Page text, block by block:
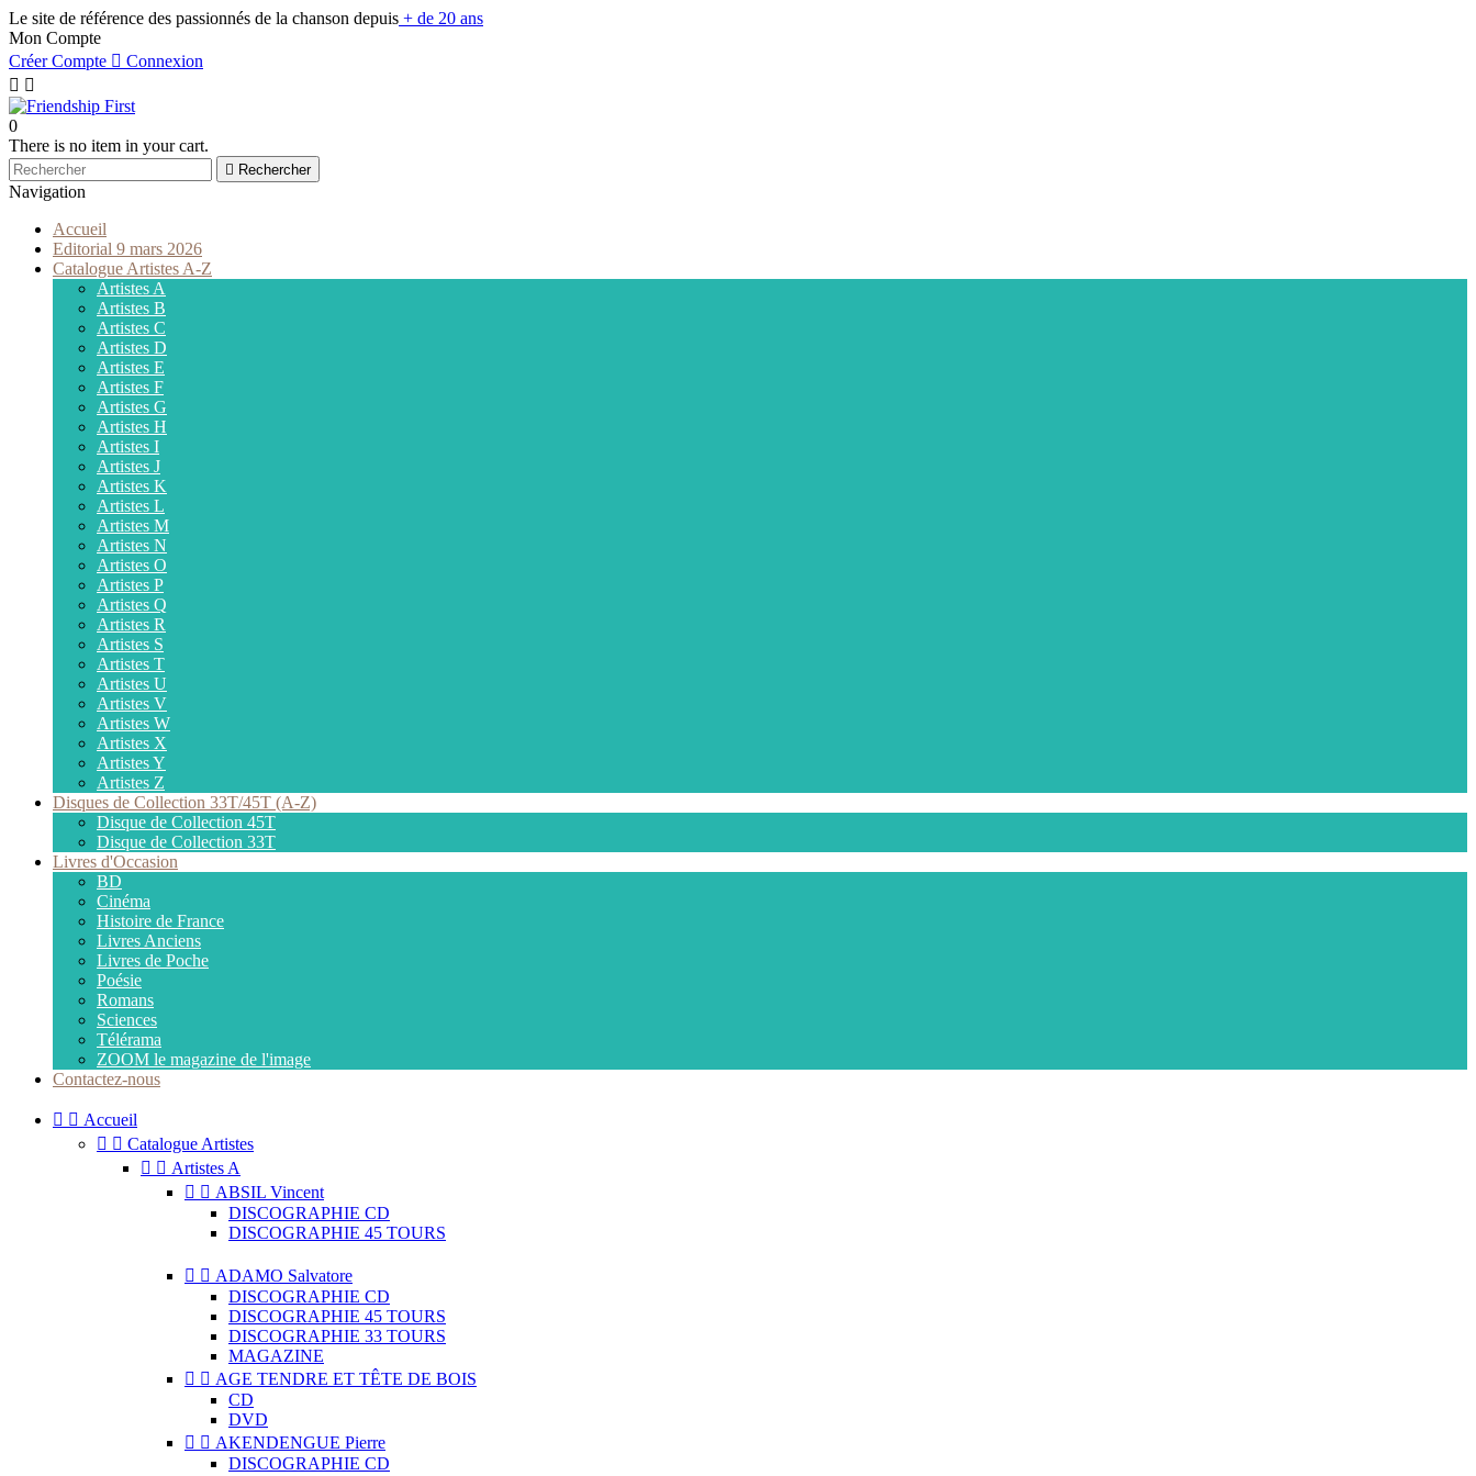
Le site de référence des passionnés de la chanson depuis + de 20 ans
Mon Compte
Créer Compte  Connexion
 
0
There is no item in your cart.
 Rechercher
Navigation
Accueil
Editorial 9 mars 2026
Catalogue Artistes A-Z
Artistes A
Artistes B
Artistes C
Artistes D
Artistes E
Artistes F
Artistes G
Artistes H
Artistes I
Artistes J
Artistes K
Artistes L
Artistes M
Artistes N
Artistes O
Artistes P
Artistes Q
Artistes R
Artistes S
Artistes T
Artistes U
Artistes V
Artistes W
Artistes X
Artistes Y
Artistes Z
Disques de Collection 33T/45T (A-Z)
Disque de Collection 45T
Disque de Collection 33T
Livres d'Occasion
BD
Cinéma
Histoire de France
Livres Anciens
Livres de Poche
Poésie
Romans
Sciences
Télérama
ZOOM le magazine de l'image
Contactez-nous
  Accueil
  Catalogue Artistes
  Artistes A
  ABSIL Vincent
DISCOGRAPHIE CD
DISCOGRAPHIE 45 TOURS
  ADAMO Salvatore
DISCOGRAPHIE CD
DISCOGRAPHIE 45 TOURS
DISCOGRAPHIE 33 TOURS
MAGAZINE
  AGE TENDRE ET TÊTE DE BOIS
CD
DVD
  AKENDENGUE Pierre
DISCOGRAPHIE CD